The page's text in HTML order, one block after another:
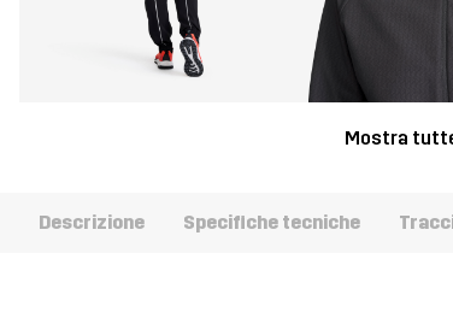
Mostra
Descrizione Specifiche tecniche